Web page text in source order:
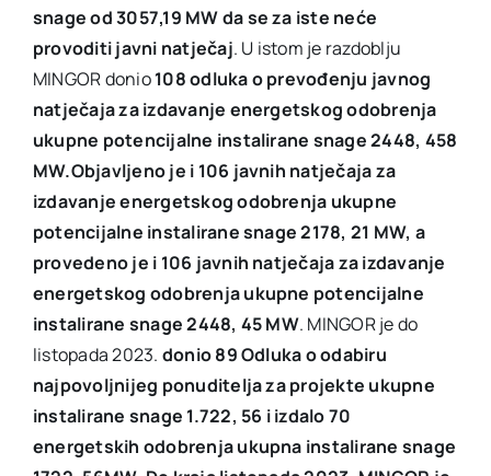
snage od 3057,19 MW da se za iste neće
provoditi javni natječaj. U istom je razdoblju
MINGOR donio108 odluka o prevođenju javnog
natječaja za izdavanje energetskog odobrenja
ukupne potencijalne instalirane snage 2448, 458
MW.Objavljeno je i 106 javnih natječaja za
izdavanje energetskog odobrenja ukupne
potencijalne instalirane snage 2178, 21 MW, a
provedeno je i 106 javnih natječaja za izdavanje
energetskog odobrenja ukupne potencijalne
instalirane snage 2448, 45 MW. MINGOR je do
listopada 2023. donio 89 Odluka o odabiru
najpovoljnijeg ponuditelja za projekte ukupne
instalirane snage 1.722, 56 i izdalo 70
energetskih odobrenja ukupna instalirane snage